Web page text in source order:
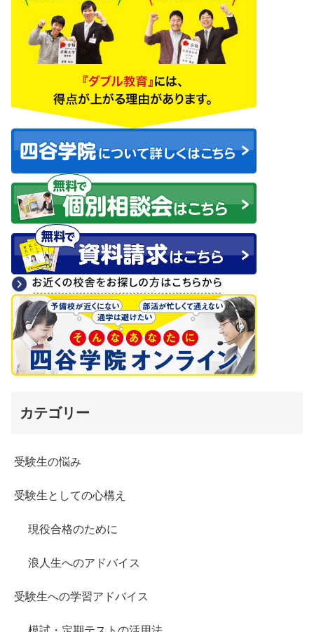
カテゴリー
受験生の悩み
受験生としての心構え
現役合格のために
浪人生へのアドバイス
受験生への学習アドバイス